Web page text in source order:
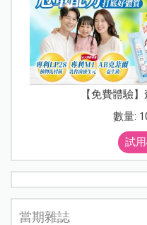
【免費體驗
數量:
試
當期雜誌